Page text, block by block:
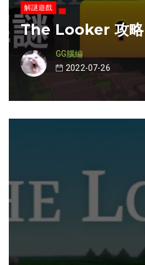
解謎遊戲
The Looker 攻略
GG腦編
2022-07-26